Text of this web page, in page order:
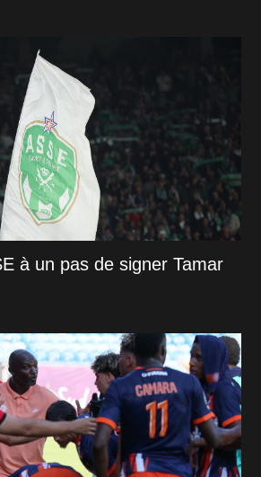
à un pas de signer Tamar